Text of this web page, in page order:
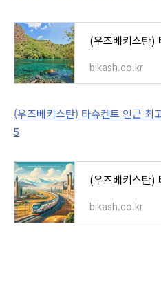
bikash.co.kr
(우즈베키스탄) 타슈켄트 인근 최
5
bikash.co.kr